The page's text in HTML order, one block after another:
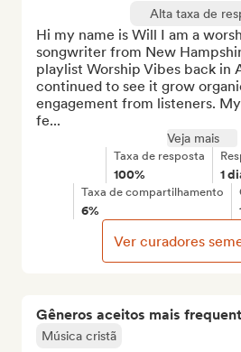
Gêneros aceitos mais
Música cristã
Alta taxa de
Hi my name is Will I am a
songwriter from New
playlist Worship Vibes back in
continued to see it grow
engagement from listeners.
fe...
Veja mais
Taxa de resposta
100% 1
Taxa de compartilhamento
6%
Ver curadores